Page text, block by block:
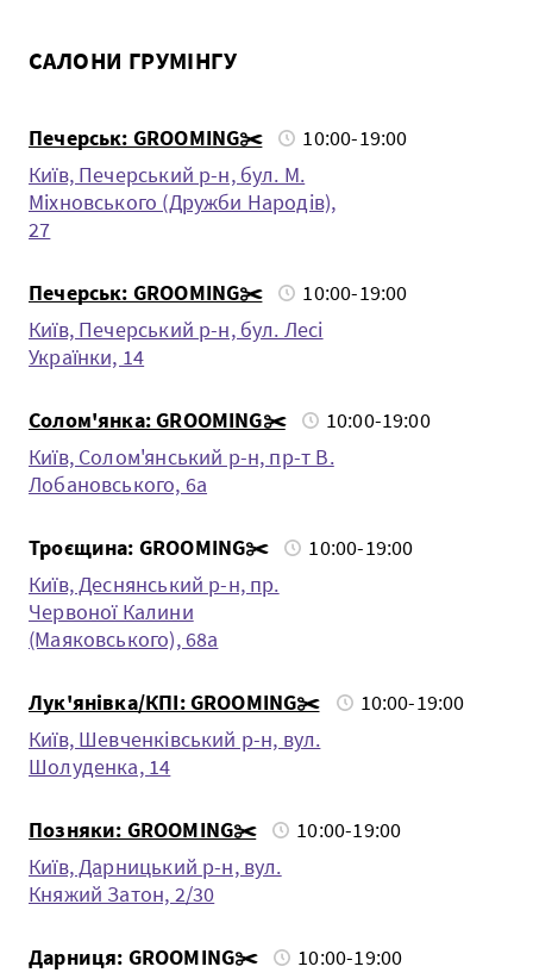
САЛОНИ ГРУМІНГУ
Печерськ: GROOMING✂️
10:00-19:00
Київ, Печерський р-н, бул. М.
Міхновського (Дружби Народів),
27
Печерськ: GROOMING✂️
10:00-19:00
Київ, Печерський р-н, бул. Лесі
Українки, 14
Солом'янка: GROOMING✂️
10:00-19:00
Київ, Солом'янський р-н, пр-т В.
Лобановського, 6а
Троєщина: GROOMING✂️
10:00-19:00
Київ, Деснянський р-н, пр.
Червоної Калини
(Маяковського), 68а
Лук'янівка/КПІ: GROOMING✂️
10:00-19:00
Київ, Шевченкiвський р-н, вул.
Шолуденка, 14
Позняки: GROOMING✂️
10:00-19:00
Київ, Дарницький р-н, вул.
Княжий Затон, 2/30
Дарниця: GROOMING✂️
10:00-19:00